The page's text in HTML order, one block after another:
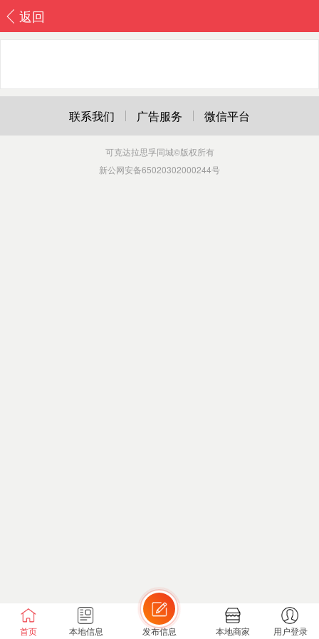
返回
首页 本地信息 发布信息 本地商家 用户登录
联系我们 广告服务 微信平台
可克达拉思孚同城©版权所有
新公网安备65020302000244号